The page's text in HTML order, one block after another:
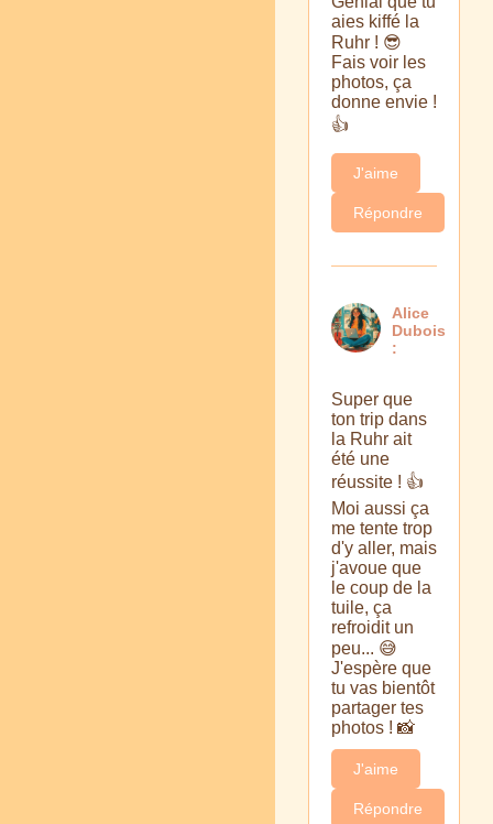
aies kiffé la
Ruhr ! 😎
Fais voir les
photos, ça
donne envie !
👍
J'aime
Répondre
Alice
Dubois
:
Super que
ton trip dans
la Ruhr ait
été une
réussite ! 👍
Moi aussi ça
me tente trop
d'y aller, mais
j'avoue que
le coup de la
tuile, ça
refroidit un
peu... 😅
J'espère que
tu vas bientôt
partager tes
photos ! 📸
J'aime
Répondre